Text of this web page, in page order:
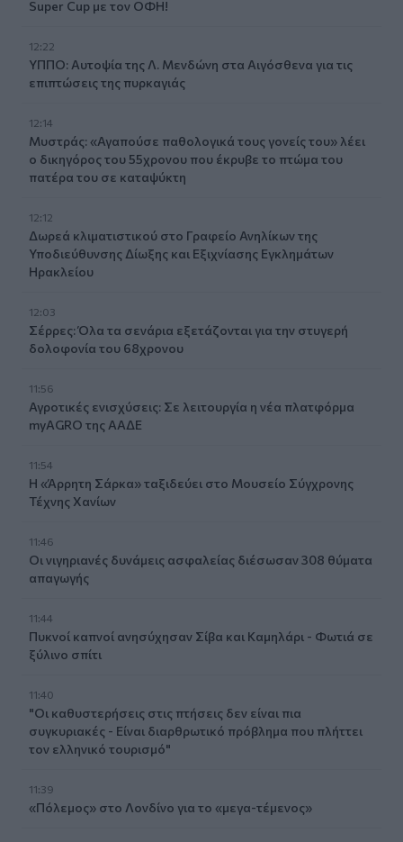
Super Cup με τον ΟΦΗ!
12:22
ΥΠΠΟ: Αυτοψία της Λ. Μενδώνη στα Αιγόσθενα για τις
επιπτώσεις της πυρκαγιάς
12:14
Μυστράς: «Αγαπούσε παθολογικά τους γονείς του» λέει
ο δικηγόρος του 55χρονου που έκρυβε το πτώμα του
πατέρα του σε καταψύκτη
12:12
Δωρεά κλιματιστικού στο Γραφείο Ανηλίκων της
Υποδιεύθυνσης Δίωξης και Εξιχνίασης Εγκλημάτων
Ηρακλείου
12:03
Σέρρες: Όλα τα σενάρια εξετάζονται για την στυγερή
δολοφονία του 68χρονου
11:56
Αγροτικές ενισχύσεις: Σε λειτουργία η νέα πλατφόρμα
myAGRO της ΑΑΔΕ
11:54
Η «Άρρητη Σάρκα» ταξιδεύει στο Μουσείο Σύγχρονης
Τέχνης Χανίων
11:46
Οι νιγηριανές δυνάμεις ασφαλείας διέσωσαν 308 θύματα
απαγωγής
11:44
Πυκνοί καπνοί ανησύχησαν Σίβα και Καμηλάρι - Φωτιά σε
ξύλινο σπίτι
11:40
"Οι καθυστερήσεις στις πτήσεις δεν είναι πια
συγκυριακές - Είναι διαρθρωτικό πρόβλημα που πλήττει
τον ελληνικό τουρισμό"
11:39
«Πόλεμος» στο Λονδίνο για το «μεγα-τέμενος»